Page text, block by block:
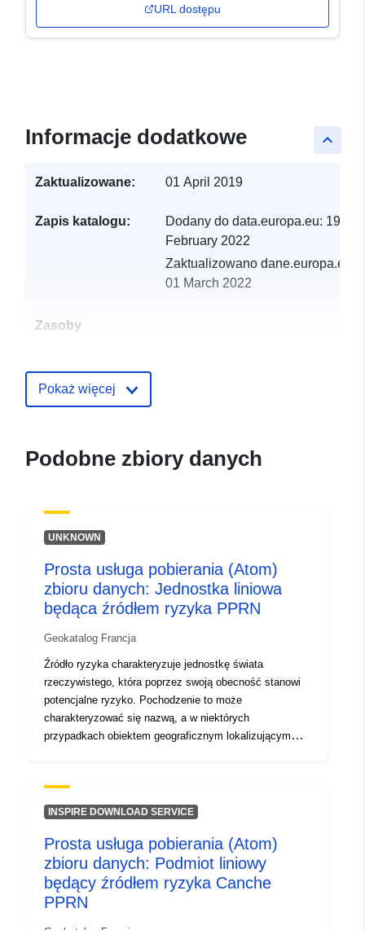
URL dostępu
keyboard_arrow_up
Informacje dodatkowe
Zaktualizowane: 01 April 2019
Zapis katalogu: Dodany do data.europa.eu: 19
February 2022
Zaktualizowano dane.europa.eu:
01 March 2022
Zasoby
Identyfikatory:
1e5d6d88-91a1-4544-988a-
4d1c-aabc-87fcac117682
Typ:
Zasób:
http://inspire.ec.europa.eu/
Pokaż więcej
Podobne zbiory danych
UNKNOWN
Prosta usługa pobierania (Atom)
zbioru danych: Jednostka liniowa
będąca źródłem ryzyka PPRN
Geokatalog Francja
Źródło ryzyka charakteryzuje jednostkę świata
rzeczywistego, która poprzez swoją obecność stanowi
potencjalne ryzyko. Pochodzenie to może
charakteryzować się nazwą, a w niektórych
przypadkach obiektem geograficznym lokalizującym
są wykorzystywane do określenia puli ryzyka, obszarów
narażonych na ryzyko leżących u podstaw RPP. W
przykład odpowiadać rzece, obszaru niestabilnego pod
względem geologicznym.
INSPIRE DOWNLOAD SERVICE
Prosta usługa pobierania (Atom)
zbioru danych: Podmiot liniowy
będący źródłem ryzyka Canche
PPRN